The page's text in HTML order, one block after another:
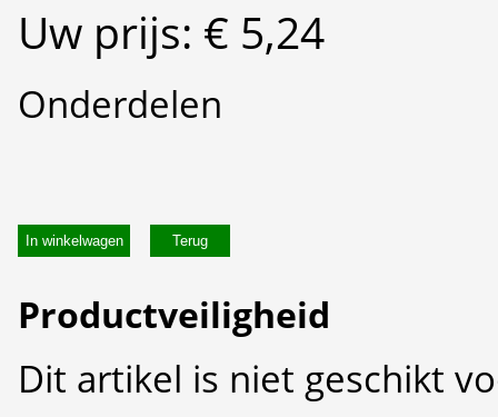
Uw prijs: € 5,24
Onderdelen
In winkelwagen
Productveiligheid
Dit artikel is niet geschikt